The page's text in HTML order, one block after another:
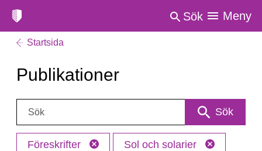
Sök Meny
Startsida
Publikationer
Sök: Sök
Föreskrifter Sol och solarier